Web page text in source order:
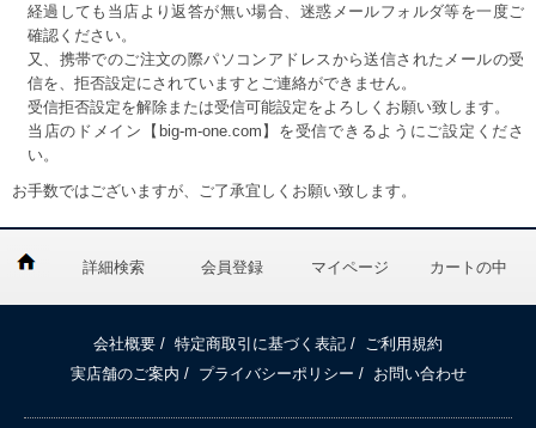
経過しても当店より返答が無い場合、迷惑メールフォルダ等を一度ご
確認ください。
又、携帯でのご注文の際パソコンアドレスから送信されたメールの受
信を、拒否設定にされていますとご連絡ができません。
受信拒否設定を解除または受信可能設定をよろしくお願い致します。
当店のドメイン【big-m-one.com】を受信できるようにご設定くださ
い。
お手数ではございますが、ご了承宜しくお願い致します。
詳細検索 会員登録 マイページ カートの中
会社概要 / 特定商取引に基づく表記 /
ご利用規約
実店舗のご案内 / プライバシーポリシー / お問い合わせ